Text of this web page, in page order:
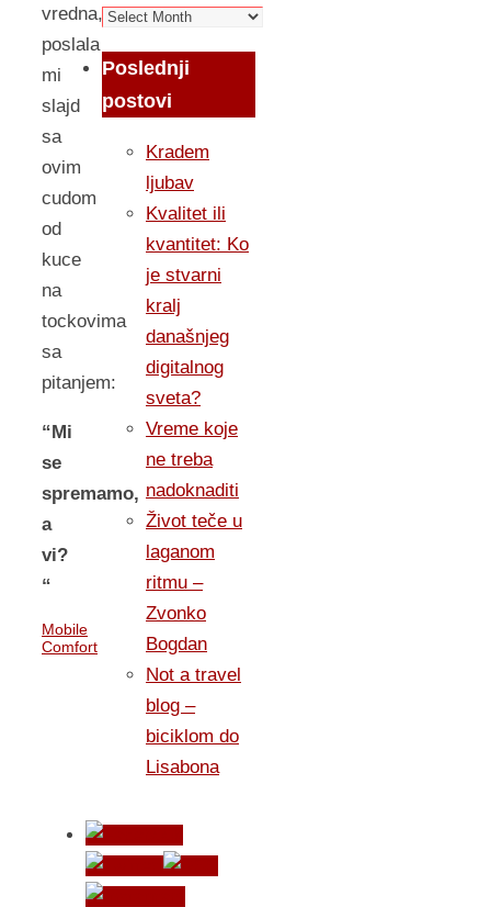
vredna,
poslala
mi
slajd
sa
ovim
cudom
od
kuce
na
tockovima
sa
pitanjem:
“Mi
se
spremamo,
a
vi?
“
Mobile
Comfort
Arhiva
Poslednji
postovi
Kradem
ljubav
Kvalitet ili
kvantitet: Ko
je stvarni
kralj
današnjeg
digitalnog
sveta?
Vreme koje
ne treba
nadoknaditi
Život teče u
laganom
ritmu –
Zvonko
Bogdan
Not a travel
blog –
biciklom do
Lisabona